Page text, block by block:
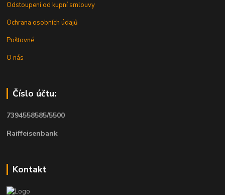
Odstoupení od kupní smlouvy
Ochrana osobních údajů
Poštovné
O nás
Číslo účtu:
7394558585/5500
Raiffeisenbank
Kontakt